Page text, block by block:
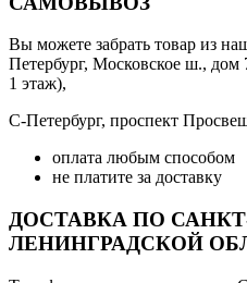
Вы можете забрать товар из
Петербург, Московское ш.,
1 этаж),
С-Петербург, проспект
оплата любым способом
не платите за доставку
ДОСТАВКА ПО
ЛЕНИНГРАДСКОЙ